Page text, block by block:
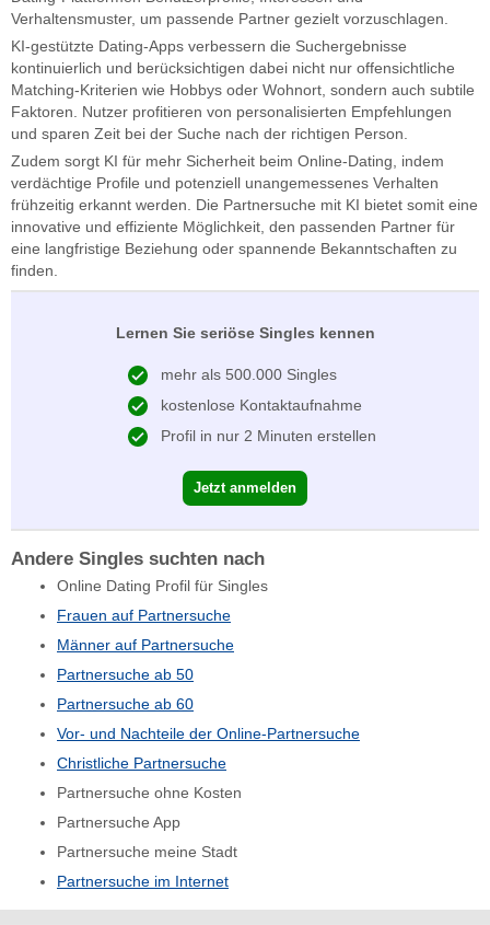
Verhaltensmuster, um passende Partner gezielt vorzuschlagen.
KI-gestützte Dating-Apps verbessern die Suchergebnisse
kontinuierlich und berücksichtigen dabei nicht nur offensichtliche
Matching-Kriterien wie Hobbys oder Wohnort, sondern auch subtile
Faktoren. Nutzer profitieren von personalisierten Empfehlungen
und sparen Zeit bei der Suche nach der richtigen Person.
Zudem sorgt KI für mehr Sicherheit beim Online-Dating, indem
verdächtige Profile und potenziell unangemessenes Verhalten
frühzeitig erkannt werden. Die Partnersuche mit KI bietet somit eine
innovative und effiziente Möglichkeit, den passenden Partner für
eine langfristige Beziehung oder spannende Bekanntschaften zu
finden.
Lernen Sie seriöse Singles kennen
mehr als 500.000 Singles
kostenlose Kontaktaufnahme
Profil in nur 2 Minuten erstellen
Jetzt anmelden
Andere Singles suchten nach
Online Dating Profil für Singles
Frauen auf Partnersuche
Männer auf Partnersuche
Partnersuche ab 50
Partnersuche ab 60
Vor- und Nachteile der Online-Partnersuche
Christliche Partnersuche
Partnersuche ohne Kosten
Partnersuche App
Partnersuche meine Stadt
Partnersuche im Internet